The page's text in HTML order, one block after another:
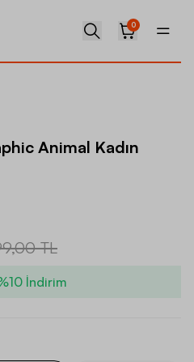
0
Animal Kadın
TL
İndirim